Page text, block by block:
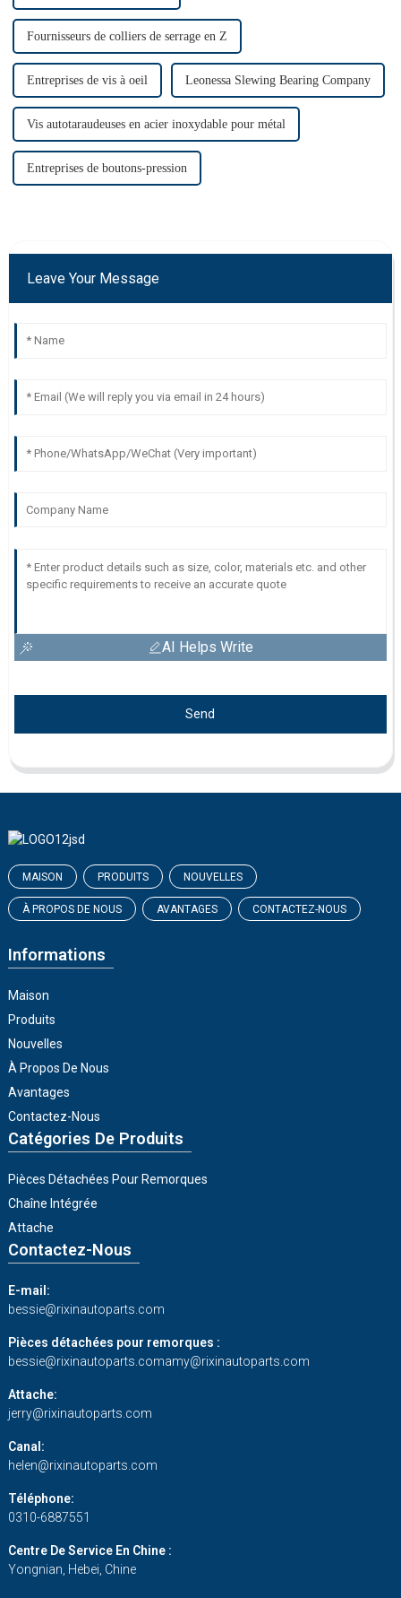
Fournisseurs de colliers de serrage en Z
Entreprises de vis à oeil Leonessa Slewing Bearing Company
Vis autotaraudeuses en acier inoxydable pour métal
Entreprises de boutons-pression
Leave Your Message
AI Helps Write
Send
MAISON PRODUITS NOUVELLES
À PROPOS DE NOUS AVANTAGES CONTACTEZ-NOUS
Informations
Maison
Produits
Nouvelles
À Propos De Nous
Avantages
Contactez-Nous
Catégories De Produits
Pièces Détachées Pour Remorques
Chaîne Intégrée
Attache
Contactez-Nous
E-mail:
bessie@rixinautoparts.com
Pièces détachées pour remorques :
bessie@rixinautoparts.comamy@rixinautoparts.com
Attache:
jerry@rixinautoparts.com
Canal:
helen@rixinautoparts.com
Téléphone:
0310-6887551
Centre De Service En Chine :
Yongnian, Hebei, Chine